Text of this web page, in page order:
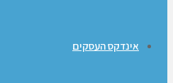
אינדקס העסקים